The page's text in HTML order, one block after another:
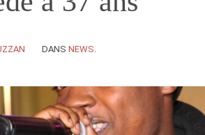
DANS NEWS